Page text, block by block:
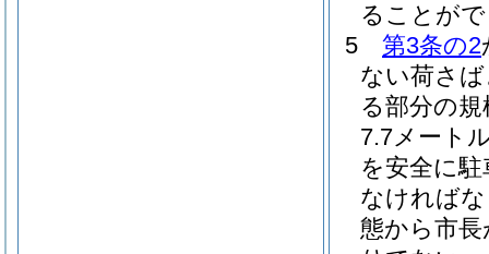
ることが
5
第3条の2
ない荷さ
る部分の
7.7メート
を安全に
なければ
態から市